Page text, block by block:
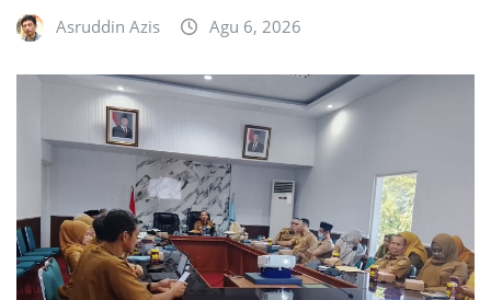
Asruddin Azis Agu 6, 2026